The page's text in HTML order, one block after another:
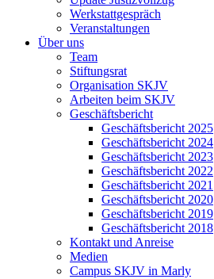
Werkstattgespräch
Veranstaltungen
Über uns
Team
Stiftungsrat
Organisation SKJV
Arbeiten beim SKJV
Geschäftsbericht
Geschäftsbericht 2025
Geschäftsbericht 2024
Geschäftsbericht 2023
Geschäftsbericht 2022
Geschäftsbericht 2021
Geschäftsbericht 2020
Geschäftsbericht 2019
Geschäftsbericht 2018
Kontakt und Anreise
Medien
Campus SKJV in Marly